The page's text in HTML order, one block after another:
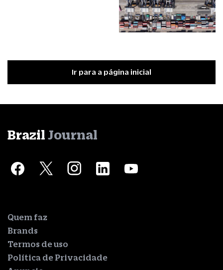
Ir para a página inicial
Brazil Journal
Quem faz
Brands
Termos de uso
Política de Privacidade